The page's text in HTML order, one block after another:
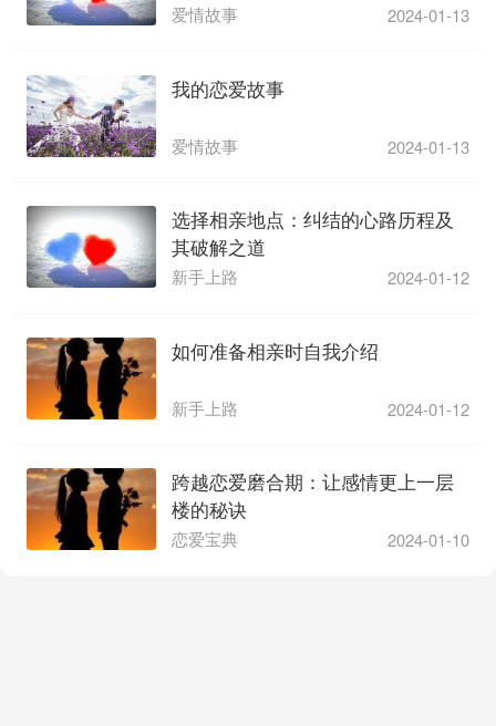
爱情故事 2024-01-13
我的恋爱故事
爱情故事 2024-01-13
选择相亲地点：纠结的心路历程及
其破解之道
新手上路 2024-01-12
如何准备相亲时自我介绍
新手上路 2024-01-12
跨越恋爱磨合期：让感情更上一层
楼的秘诀
恋爱宝典 2024-01-10